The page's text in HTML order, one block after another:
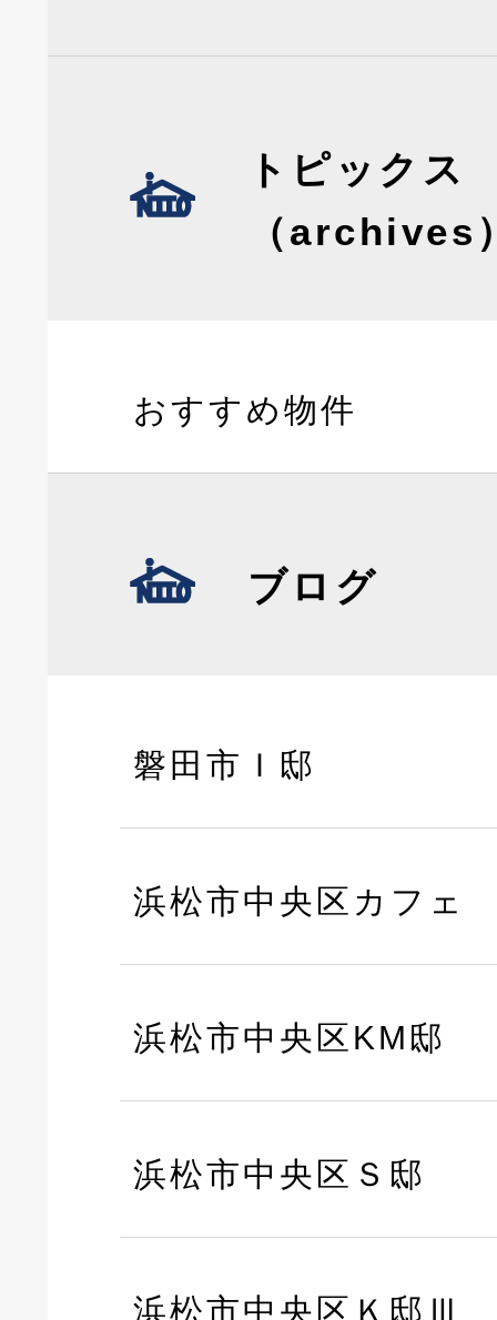
トピックス
（archives
おすすめ物件
ブログ
磐田市Ｉ邸
浜松市中央区カフェ
浜松市中央区KM邸
浜松市中央区Ｓ邸
浜松市中央区Ｋ邸Ⅲ